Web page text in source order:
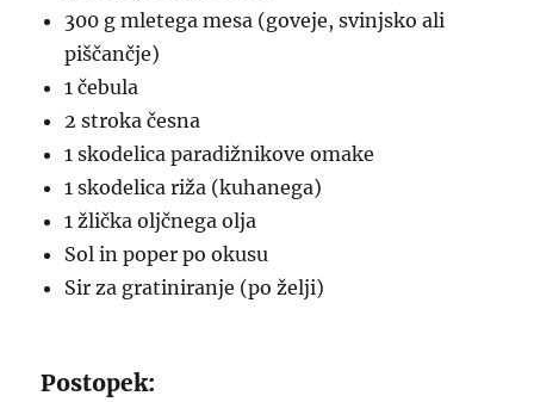
300 g mletega mesa (goveje, svinjsko ali
piščančje)
1 čebula
2 stroka česna
1 skodelica paradižnikove omake
1 skodelica riža (kuhanega)
1 žlička oljčnega olja
Sol in poper po okusu
Sir za gratiniranje (po želji)
Postopek: